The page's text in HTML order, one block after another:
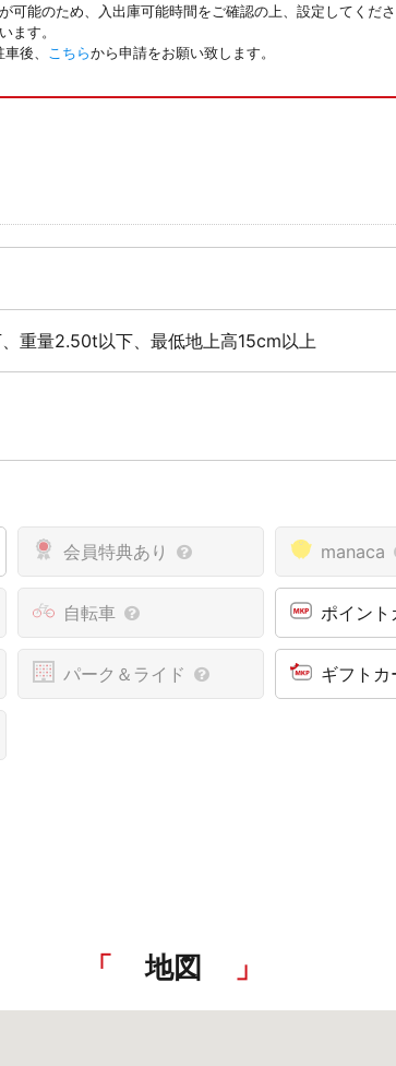
可能のため、入出庫可能時間をご確認の上、設定してくだ
ます。
後、
こちらから申請をお願い致します。
重量2.50t以下、最低地上高15cm以上
会員特典あり manaca
自転車 ポイン
パーク＆ライド ギフト
地図